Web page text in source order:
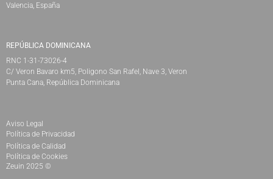
Valencia, España
REPÚBLICA DOMINICANA
RNC 1-31-73026-4
C/ Veron Bavaro km5, Poligono San Rafel, Nave 3, Veron
Punta Cana, República Dominicana
Aviso Legal
Política de Privacidad
Política de Calidad
Política de Cookies
Zeuin 2025 ©